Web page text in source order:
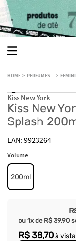
PERFUMES
Kiss New York
Kiss New
Splash
9923264
Volume
200ml
ou 1x de R$ 39,90
R$38,70à